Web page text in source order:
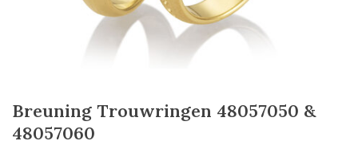
Breuning Trouwringen 48057050 &
48057060